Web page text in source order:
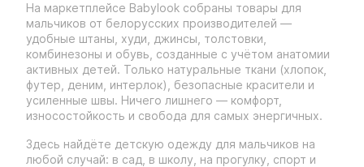
На маркетплейсе Babylook собраны товары для
мальчиков от белорусских производителей —
удобные штаны, худи, джинсы, толстовки,
комбинезоны и обувь, созданные с учётом анатомии
активных детей. Только натуральные ткани (хлопок,
футер, деним, интерлок), безопасные красители и
усиленные швы. Ничего лишнего — комфорт,
износостойкость и свобода для самых энергичных.
Здесь найдёте детскую одежду для мальчиков на
любой случай: в сад, в школу, на прогулку, спорт и